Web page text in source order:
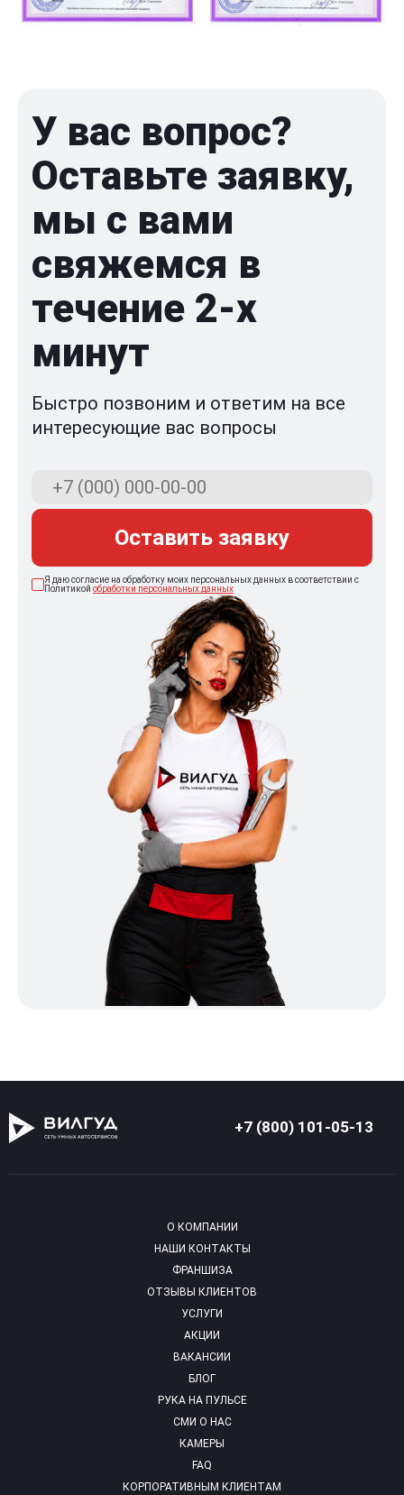
У вас вопрос?
Оставьте заявку,
мы с вами
свяжемся в
течение 2-x
минут
Быстро позвоним и ответим на все
интересующие вас вопросы
Оставить заявку
Я даю согласие на обработку моих персональных данных в соответствии с
Политикой обработки персональных данных
+7 (800) 101-05-13
О КОМПАНИИ
НАШИ КОНТАКТЫ
ФРАНШИЗА
ОТЗЫВЫ КЛИЕНТОВ
УСЛУГИ
АКЦИИ
ВАКАНСИИ
БЛОГ
РУКА НА ПУЛЬСЕ
СМИ О НАС
КАМЕРЫ
FAQ
КОРПОРАТИВНЫМ КЛИЕНТАМ